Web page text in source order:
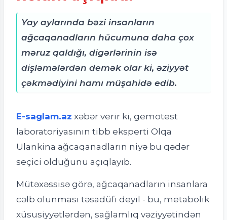
Yay aylarında bəzi insanların
ağcaqanadların hücumuna daha çox
məruz qaldığı, digərlərinin isə
dişləmələrdən demək olar ki, əziyyət
çəkmədiyini hamı müşahidə edib.
E-saglam.az xəbər verir ki, gemotest
laboratoriyasının tibb eksperti Olqa
Ulankina ağcaqanadların niyə bu qədər
seçici olduğunu açıqlayıb.
Mütəxəssisə görə, ağcaqanadların insanlara
cəlb olunması təsadüfi deyil - bu, metabolik
xüsusiyyətlərdən, sağlamlıq vəziyyətindən